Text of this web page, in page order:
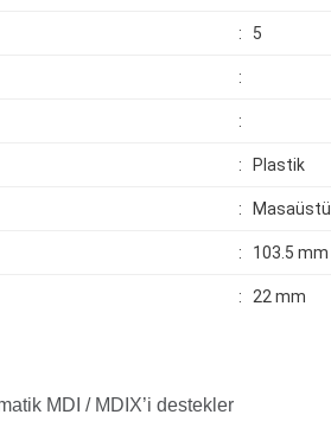
: 5
:
:
: Plastik
: Masaüstü
: 103.5 mm
: 22 mm
MDI / MDIX’i destekler